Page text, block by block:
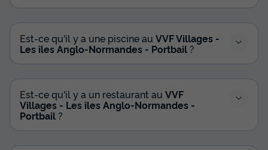
Est-ce qu'il y a une piscine au VVF Villages -
Les îles Anglo-Normandes - Portbail ?
Est-ce qu'il y a un restaurant au VVF
Villages - Les îles Anglo-Normandes -
Portbail ?